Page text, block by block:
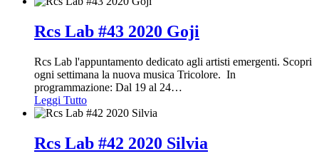
Rcs Lab #43 2020 Goji
Rcs Lab l'appuntamento dedicato agli artisti emergenti. Scopri
ogni settimana la nuova musica Tricolore. In
programmazione: Dal 19 al 24…
Leggi Tutto
Rcs Lab #42 2020 Silvia